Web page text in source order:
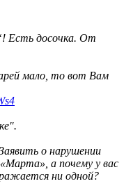
Есть досочка. От
мало, то вот Вам
о нарушении
а почему у вас
ни одной?